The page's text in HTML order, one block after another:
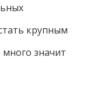
крупным
значит